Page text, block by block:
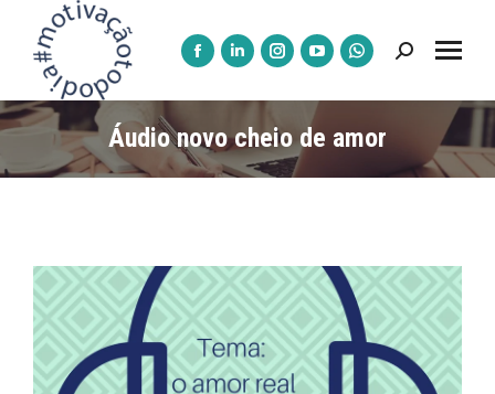
A
página
Facebook
abre
janela
A
página
LinkedIn
abre
janela
A
página
Instagram
abre
janela
A
página
YouTube
janela
A
página
WhatsApp
janela
Pesquisar:
Áudio novo cheio de amor